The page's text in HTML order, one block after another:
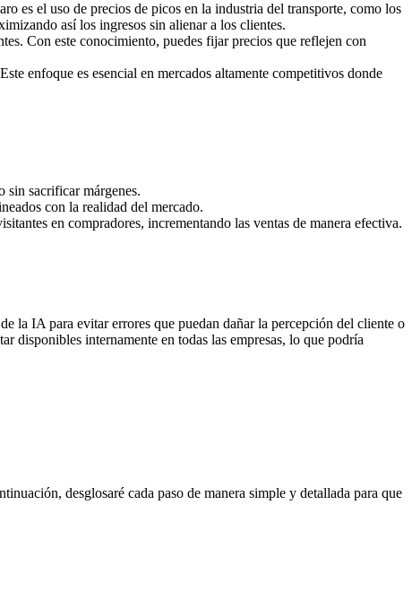
es el uso de precios de picos en la industria del transporte, como los
así los ingresos sin alienar a los clientes.
Con este conocimiento, puedes fijar precios que reflejen con
enfoque es esencial en mercados altamente competitivos donde
sin sacrificar márgenes.
con la realidad del mercado.
en compradores, incrementando las ventas de manera efectiva.
la IA para evitar errores que puedan dañar la percepción del cliente o
disponibles internamente en todas las empresas, lo que podría
desglosaré cada paso de manera simple y detallada para que